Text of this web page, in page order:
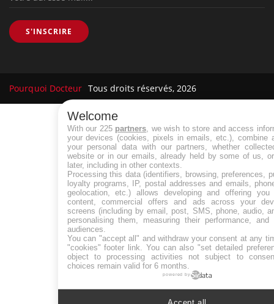
S'INSCRIRE
Pourquoi Docteur Tous droits réservés, 2026
Welcome
With our 225 partners , we wish to store and access
your devices (cookies, pixels in emails, etc.), combine
your personal data with our partners, whether
website or in our emails, already held by some of us,
later, including in other contexts.
Processing this data (identifiers, browsing, preferences,
loyalty programs, IP, postal addresses and emails,
geolocation, etc.) allows developing and offering you
content, commercial offers and ads across your
screens (including by email, post, SMS, phone, audio,
personalising them, measuring their performance, and
audiences.
You can "accept all" and withdraw your consent at any
"cookies" footer link . You can also "set detailed
object to processing activities not subject to
choices remain valid for 6 months.
powered by
Accept all